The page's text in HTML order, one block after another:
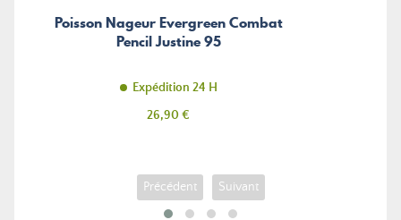
Poisson Nageur Evergreen Combat
Pencil Justine 95
Expédition 24 H
Prix
26,90 €
Précédent Suivant